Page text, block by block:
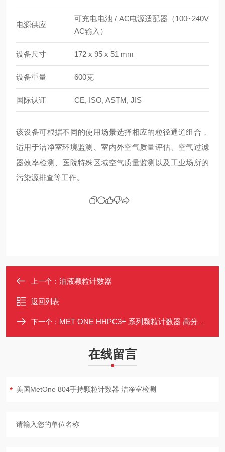
电源供应
可充电电池 / AC电源适配器（100~240V
AC输入）
设备尺寸 172 x 95 x 51 mm
设备重量 600克
国际认证 CE, ISO, ASTM, JIS
该设备可根据不同的使用场景选择相应的粒径通道组合，
适用于洁净室环境监测、室内外空气质量评估、空气过滤
器效率检测、医院特殊区域空气质量监测以及工业场所的
污染源排查等工作。
上一个： 油液颗粒计数器
返回列表
下一个： MET ONE HHPC3+ 系列颗粒计数器 高分辨率彩屏 多通道可选
在线留言